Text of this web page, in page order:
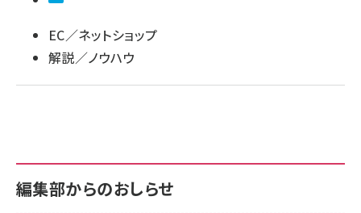
EC／ネットショップ
解説／ノウハウ
編集部からのおしらせ